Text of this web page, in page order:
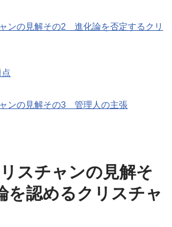
ンの見解その2 進化論を否定するクリ
ンの見解その3 管理人の主張
スチャンの見解そ
認めるクリスチャ